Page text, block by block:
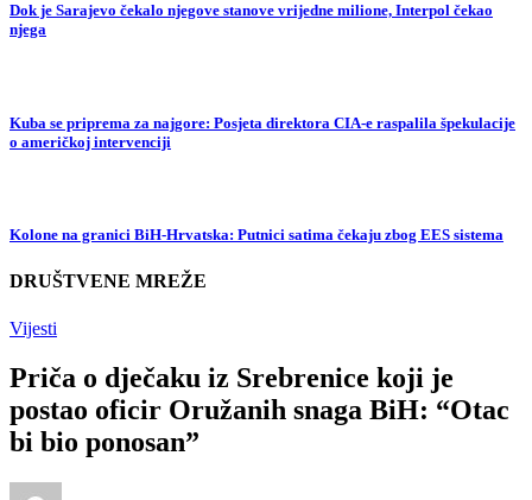
Dok je Sarajevo čekalo njegove stanove vrijedne milione, Interpol čekao
njega
Kuba se priprema za najgore: Posjeta direktora CIA-e raspalila špekulacije
o američkoj intervenciji
Kolone na granici BiH-Hrvatska: Putnici satima čekaju zbog EES sistema
DRUŠTVENE MREŽE
Vijesti
Priča o dječaku iz Srebrenice koji je
postao oficir Oružanih snaga BiH: “Otac
bi bio ponosan”